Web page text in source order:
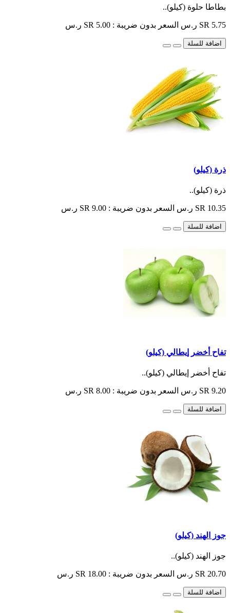
بطاطا حلوة (كيلو)..
SR 5.75 ر.س السعر بدون ضريبة : SR 5.00 ر.س
اضافة للسلة
ذرة (كيلو)
ذرة (كيلو)..
SR 10.35 ر.س السعر بدون ضريبة : SR 9.00 ر.س
اضافة للسلة
تفاح أخضر إيطالي (كيلو)
تفاح أخضر إيطالي (كيلو)..
SR 9.20 ر.س السعر بدون ضريبة : SR 8.00 ر.س
اضافة للسلة
جوز الهند (كيلو)
جوز الهند (كيلو)..
SR 20.70 ر.س السعر بدون ضريبة : SR 18.00 ر.س
اضافة للسلة